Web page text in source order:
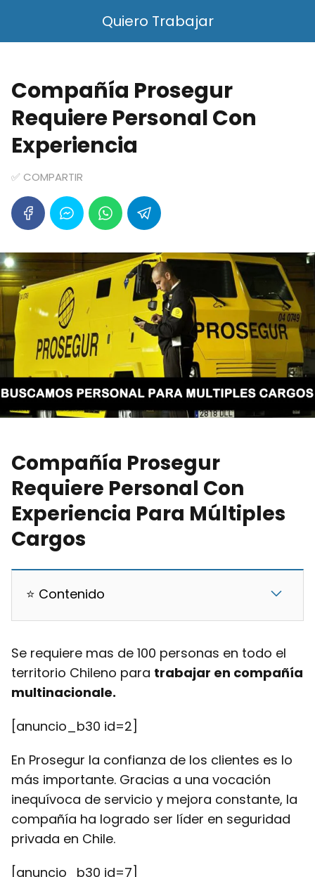
Quiero Trabajar
Compañía Prosegur
Requiere Personal Con
Experiencia
✅ COMPARTIR
Compañía Prosegur
Requiere Personal Con
Experiencia Para Múltiples
Cargos
⭐ Contenido
Se requiere mas de 100 personas en todo el
territorio Chileno para trabajar en compañía
multinacionale.
[anuncio_b30 id=2]
En Prosegur la confianza de los clientes es lo
más importante. Gracias a una vocación
inequívoca de servicio y mejora constante, la
compañía ha logrado ser líder en seguridad
privada en Chile.
[anuncio_b30 id=7]